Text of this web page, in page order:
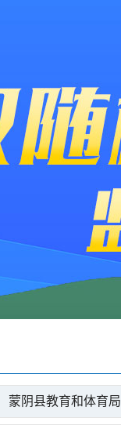
蒙阴县教育和体育局